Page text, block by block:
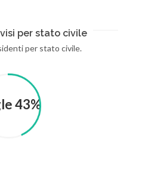
per stato civile
per stato civile.
43%